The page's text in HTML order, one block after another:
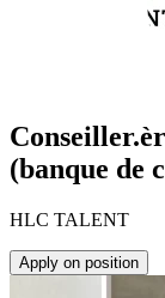
(banque de
HLC TALENT
Apply on position